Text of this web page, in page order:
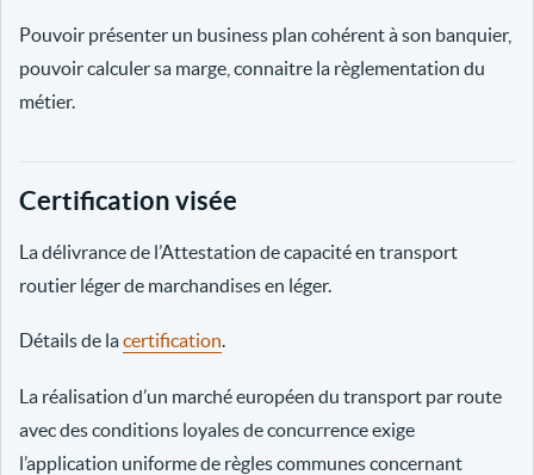
Pouvoir présenter un business plan cohérent à son banquier,
pouvoir calculer sa marge, connaitre la règlementation du
métier.
Certification visée
La délivrance de l’Attestation de capacité en transport
routier léger de marchandises en léger.
Détails de lacertification.
La réalisation d’un marché européen du transport par route
avec des conditions loyales de concurrence exige
l’application uniforme de règles communes concernant